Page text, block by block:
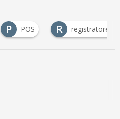
registratore di cassa telematico